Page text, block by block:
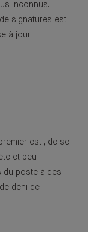
inconnus.
signatures est
à jour
est , de se
et peu
du poste à des
déni de